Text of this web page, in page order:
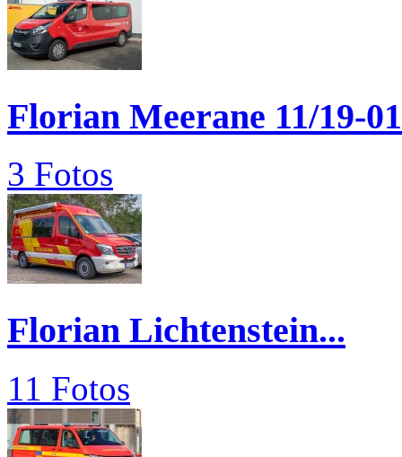
Florian Meerane 11/19-01
3 Fotos
Florian Lichtenstein...
11 Fotos